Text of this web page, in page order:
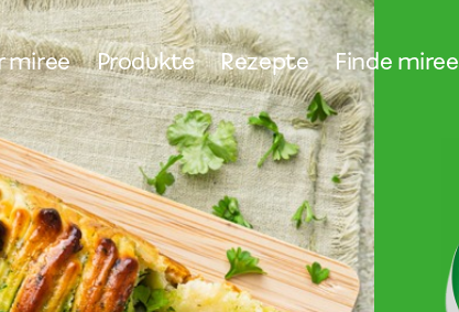
miree Produkte Rezepte Finde miree